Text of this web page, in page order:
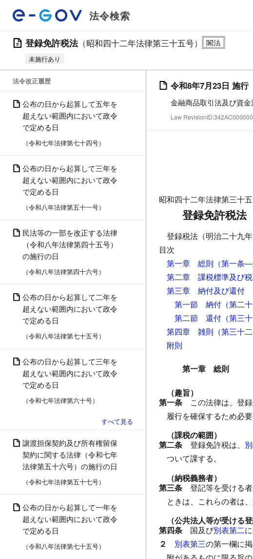
法令検索
登録免許税法（昭和四十二年法律第三十五号）
未施行あり
法令改正履歴
公布の日から起算して五年を
超えない範囲内において政令
で定める日
（令和七年法律第七十四号）
公布の日から起算して三年を
超えない範囲内において政令
で定める日
（令和八年法律第五十一号）
民法等の一部を改正する法律
（令和八年法律第四十五号）
の施行の日
（令和八年法律第四十六号）
公布の日から起算して二年を
超えない範囲内において政令
で定める日
（令和八年法律第七十五号）
公布の日から起算して三年を
超えない範囲内において政令
で定める日
（令和七年法律第六十号）
譲渡担保契約及び所有権留保
契約に関する法律（令和七年
法律第五十六号）の施行の日
（令和七年法律第五十七号）
公布の日から起算して一年を
超えない範囲内において政令
で定める日
（令和八年法律第七十五号）
令和8年7月23日 施行
金融商品取引法及び資
Law
昭和四十二年法律第三十
登録免許税法
登録税法（明治二十九
目次
第一章 総則 （第一条
第二章 課税標準及び
第三章 納付及び還付
第一節 納付 （第二
第二節 還付 （第三
第四章 雑則 （第三十
附則
第一章 総則
（趣旨）
第一条
この法律は、登
履行を確保するため必
（課税の範囲）
第二条
登録免許税は、
ついて課する。
（納税義務者）
第三条
登記等を受ける
ときは、これらの者は
（公共法人等が受ける
第四条
国及び別表第二
２
別表第三の第一欄に